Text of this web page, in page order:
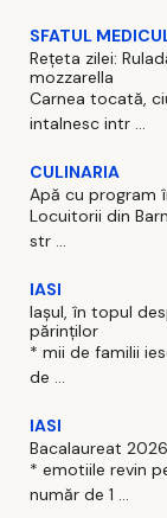
SFATUL
Rețeta zilei:
mozzarella
Carnea tocată,
intalnesc intr ...
CULINARIA
Apă cu program
Locuitorii din
str ...
IASI
Iașul, în topul
părinților
* mii de familii
de ...
IASI
Bacalaureat
* emotiile revin
număr de 1 ...